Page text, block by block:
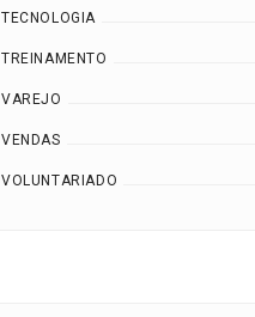
TECNOLOGIA
TREINAMENTO
VAREJO
VENDAS
VOLUNTARIADO